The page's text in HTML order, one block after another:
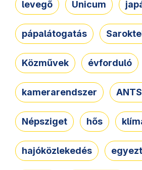
levegő Unicum
pápalátogatás
Közművek évforduló
kamerarendszer
Népsziget hős
hajóközlekedés